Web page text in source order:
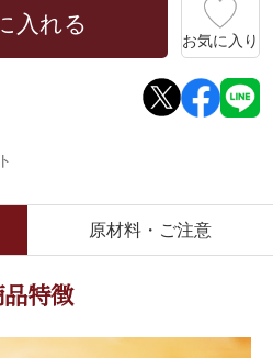
入れる
お気に入り
原材料・ご注意
特徴